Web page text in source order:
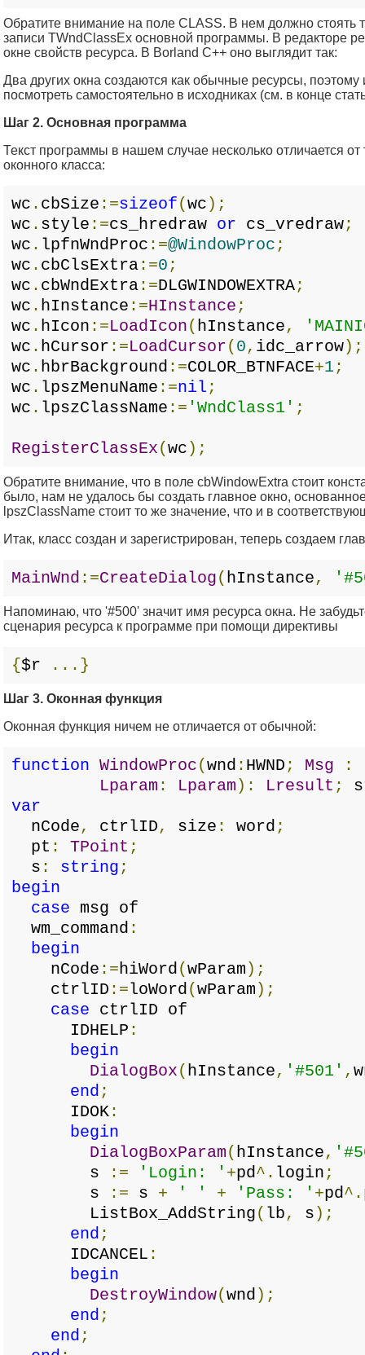
Обратите внимание на поле CLASS. В нем должно стоять
записи TWndClassEx основной программы. В редакторе
окне свойств ресурса. В Borland C++ оно выглядит так:
Два других окна создаются как обычные ресурсы,
посмотреть самостоятельно в исходниках (см. в конце
Шаг 2. Основная программа
Текст программы в нашем случае несколько отличается
оконного класса:
wc . cbSize :=sizeof(wc );
wc . style :=cs_hredraw or cs_vredraw;
wc . lpfnWndProc :=@WindowProc ;
wc . cbClsExtra:=0 ;
wc . cbWndExtra:=DLGWINDOWEXTRA;
wc . hInstance :=HInstance ;
wc . hIcon :=LoadIcon( hInstance,
wc . hCursor :=LoadCursor( 0, idc_arrow);
wc . hbrBackground :=COLOR_BTNFACE+1 ;
wc . lpszMenuName :=nil ;
wc . lpszClassName := 'WndClass1' ;
RegisterClassEx(wc );
Обратите внимание, что в поле cbWindowExtra стоит
было, нам не удалось бы создать главное окно,
lpszClassName стоит то же значение, что и в
Итак, класс создан и зарегистрирован, теперь создаем
MainWnd :=CreateDialog( hInstance,
Напоминаю, что '#500' значит имя ресурса окна. Не
сценария ресурса к программе при помощи директивы
{$r ...}
Шаг 3. Оконная функция
Оконная функция ничем не отличается от обычной:
function WindowProc(wnd : HWND ; Msg :
Lparam : Lparam ): Lresult ;
var
nCode, ctrlID, size : word ;
pt : TPoint ;
s : string ;
begin
case msg of
wm_command :
begin
nCode :=hiWord(wParam );
ctrlID :=loWord(wParam );
case ctrlID of
IDHELP :
begin
DialogBox( hInstance, '#501' ,
end ;
IDOK:
begin
DialogBoxParam( hInstance,
s
:= 'Login: ' +pd^. login ;
s
:= s + ' ' + 'Pass: ' +pd^.
ListBox_AddString( lb, s );
end ;
IDCANCEL :
begin
DestroyWindow(wnd );
end ;
end ;